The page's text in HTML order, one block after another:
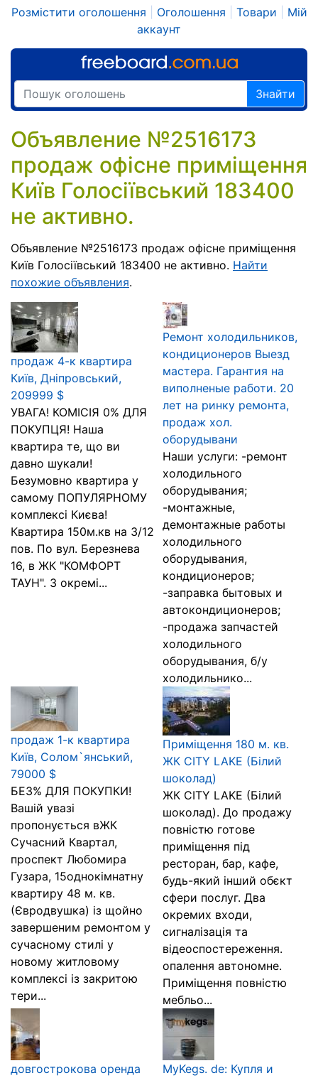
Розмістити оголошення Оголошення Товари
Мій
аккаунт
Знайти
Объявление №2516173
продаж офісне приміщення
Київ Голосіївський 183400
не активно.
Объявление №2516173 продаж офісне приміщення
Київ Голосіївський 183400 не активно. Найти
похожие объявления.
продаж 4-к квартира
Київ, Дніпровський,
209999 $
УВАГА! КОМІСІЯ 0% ДЛЯ
ПОКУПЦЯ! Наша
квартира те, що ви
давно шукали!
Безумовно квартира у
самому ПОПУЛЯРНОМУ
комплексі Києва!
Квартира 150м.кв на 3/12
пов. По вул. Березнева
16, в ЖК "КОМФОРТ
ТАУН". 3 окремі...
Ремонт холодильников,
кондиционеров Выезд
мастера. Гарантия на
виполненые работи. 20
лет на ринку ремонта,
продаж хол.
оборудывани
Наши услуги: -ремонт
холодильного
оборудывания;
-монтажные,
демонтажные работы
холодильного
оборудывания,
кондиционеров;
-заправка бытовых и
автокондиционеров;
-продажа запчастей
холодильного
оборудывания, б/у
холодильнико...
продаж 1-к квартира
Київ, Солом`янський,
79000 $
БЕЗ% ДЛЯ ПОКУПКИ!
Вашій увазі
пропонується вЖК
Сучасний Квартал,
проспект Любомира
Гузара, 15однокімнатну
квартиру 48 м. кв.
(Євродвушка) із щойно
завершеним ремонтом у
сучасному стилі у
новому житловому
комплексі із закритою
тери...
Приміщення 180 м. кв.
ЖК CITY LAKE (Білий
шоколад)
ЖК CITY LAKE (Білий
шоколад). До продажу
повністю готове
приміщення під
ресторан, бар, кафе,
будь-який інший обєкт
сфери послуг. Два
окремих входи,
сигналізація та
відеоспостереження.
опалення автономне.
Приміщення повністю
мебльо...
довгострокова оренда
MyKegs. de: Купля и